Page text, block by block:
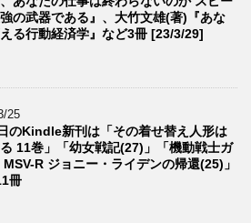
強の武器である』、大竹文雄(著)『あな
る行動経済学』など3冊 [23/3/29]
25
のKindle新刊は「その着せ替え人形は
11巻」「幼女戦記(27)」「機動戦士ガ
MSV-R ジョニー・ライデンの帰還(25)」
冊